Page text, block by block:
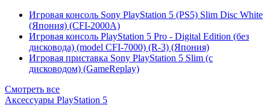
Игровая консоль Sony PlayStation 5 (PS5) Slim Disc White
(Япония) (CFI-2000A)
Игровая консоль PlayStation 5 Pro - Digital Edition (без
дисковода) (model CFI-7000) (R-3) (Япония)
Игровая приставка Sony PlayStation 5 Slim (с
дисководом) (GameReplay)
Смотреть все
Аксессуары PlayStation 5